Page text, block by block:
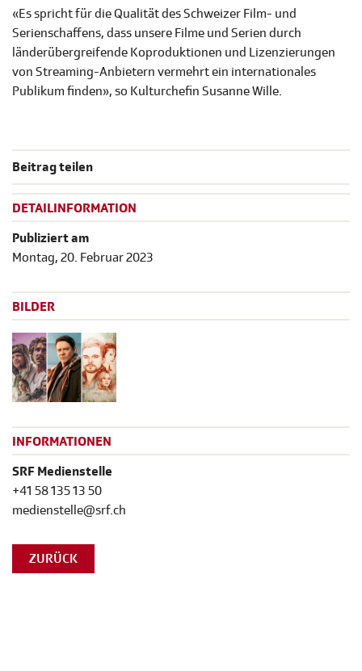
«Es spricht für die Qualität des Schweizer Film- und
Serienschaffens, dass unsere Filme und Serien durch
länderübergreifende Koproduktionen und Lizenzierungen
von Streaming-Anbietern vermehrt ein internationales
Publikum finden», so Kulturchefin Susanne Wille.
Beitrag teilen
DETAILINFORMATION
Publiziert am
Montag, 20. Februar 2023
BILDER
INFORMATIONEN
SRF Medienstelle
+41 58 135 13 50
medienstelle@srf.ch
ZURÜCK